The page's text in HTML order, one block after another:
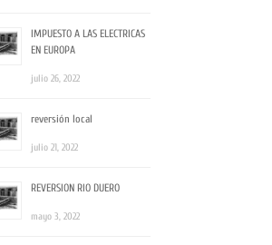
IMPUESTO A LAS ELECTRICAS
EN EUROPA
julio 26, 2022
reversión local
julio 21, 2022
REVERSION RIO DUERO
mayo 3, 2022